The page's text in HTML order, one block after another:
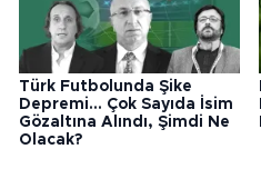
Türk Futbolunda Şike
Depremi... Çok Sayıda İsim
Gözaltına Alındı, Şimdi Ne
Olacak?